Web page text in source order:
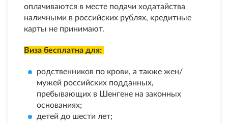
оплачиваются в месте подачи ходатайства
наличными в российских рублях, кредитные
карты не принимают.
Виза бесплатна для:
родственников по крови, а также жен/
мужей российских подданных,
пребывающих в Шенгене на законных
основаниях;
детей до шести лет;